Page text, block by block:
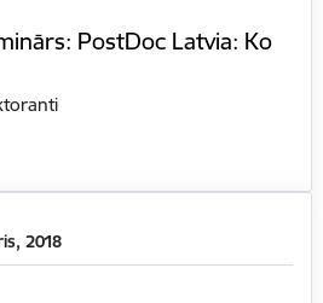
PostDoc Latvia: Ko
2018